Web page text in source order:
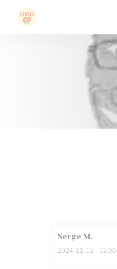
Cookies beheer paneel
Serge M
2024-11-12 -